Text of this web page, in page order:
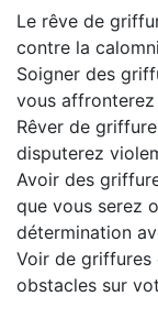
Le rêve de
contre la
Soigner des
vous
Rêver de
disputerez
Avoir des
que vous serez
détermination
Voir de griffures
obstacles sur